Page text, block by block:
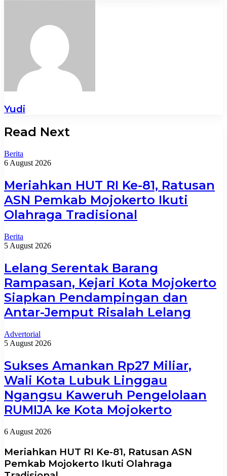
Yudi
Read Next
Berita
6 August 2026
Meriahkan HUT RI Ke-81, Ratusan
ASN Pemkab Mojokerto Ikuti
Olahraga Tradisional
Berita
5 August 2026
Lelang Serentak Barang
Rampasan, Kejari Kota Mojokerto
Siapkan Pendampingan dan
Antar-Jemput Risalah Lelang
Advertorial
5 August 2026
Sukses Amankan Rp27 Miliar,
Wali Kota Lubuk Linggau
Ngangsu Kaweruh Pengelolaan
RUMIJA ke Kota Mojokerto
6 August 2026
Meriahkan HUT RI Ke-81, Ratusan ASN
Pemkab Mojokerto Ikuti Olahraga